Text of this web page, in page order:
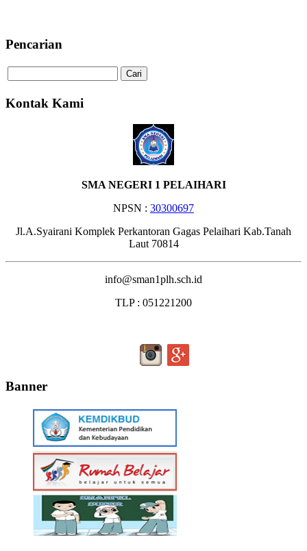
Pencarian
Kontak Kami
SMA NEGERI 1 PELAIHARI
NPSN : 30300697
Jl.A.Syairani Komplek Perkantoran Gagas Pelaihari Kab.Tanah
Laut 70814
info@sman1plh.sch.id
TLP : 051221200
Banner